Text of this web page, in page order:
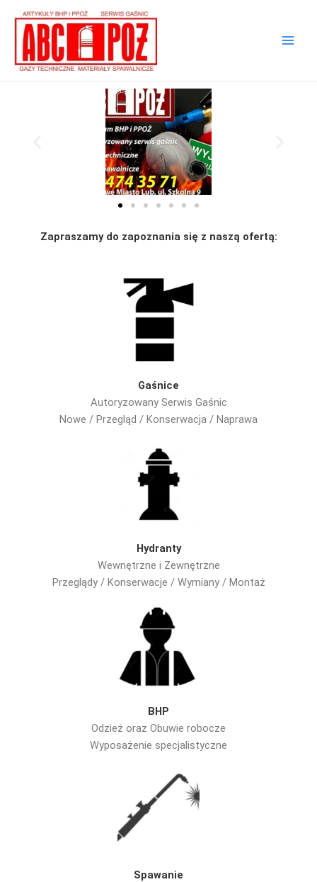
Przejdź
treści
Zapraszamy do zapoznania się z naszą ofertą:
Gaśnice
Autoryzowany Serwis Gaśnic
Nowe / Przegląd / Konserwacja / Naprawa
Hydranty
Wewnętrzne i Zewnętrzne
Przeglądy / Konserwacje / Wymiany / Montaż
BHP
Odzież oraz Obuwie robocze
Wyposażenie specjalistyczne
Spawanie